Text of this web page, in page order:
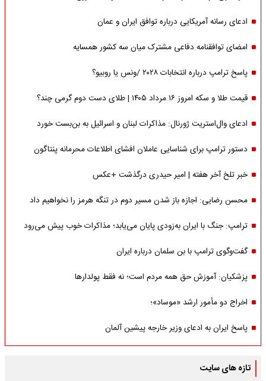
ادعای رسانه آمریکایی درباره توافق ایران و عمان
امضای توافقنامه دفاعی مشترک میان سه کشور همسایه
پاسخ ترامپ درباره انتخابات ۲۰۲۸ /ونس یا روبیو؟
قیمت طلا و سکه امروز ۱۶ مرداد ۱۴۰۵ | طلای دست دوم گرمی چند؟
ادعای وال‌استریت ژورنال: مذاکرات لبنان و اسرائیل به بن‌بست خورد
دستور ترامپ برای شناسایی عاملان افشای اطلاعات محرمانه پنتاگون
خبر تلخ آخر هفته | امیر حیدری درگذشت +عکس
محسن رضایی: اجازه باز شدن مسیر دوم در تنگه هرمز را نخواهیم داد
ترامپ: جنگ با ایران به‌زودی پایان می‌یابد؛ مذاکرات خوب پیش می‌رود
گفت‌وگوی ترامپ با بن سلمان درباره ایران
پزشکیان: آموزش حق همه مردم است؛ نه فقط پولدارها
اخراج دو مأمور ارشد «موساد»؛
پاسخ ایران به ادعای وزیر خارجه پیشین آلمان
تازه های سایت